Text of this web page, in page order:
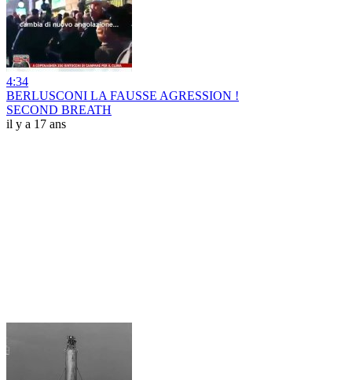
4:34
BERLUSCONI LA FAUSSE AGRESSION !
SECOND BREATH
il y a 17 ans